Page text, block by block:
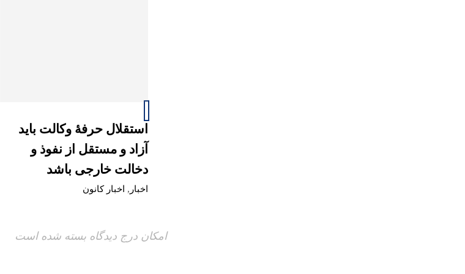
استقلال حرفۀ وکالت باید
آزاد و مستقل از نفوذ و
دخالت خارجی باشد
اخبار , اخبار کانون
امکان درج دیدگاه بسته شده است